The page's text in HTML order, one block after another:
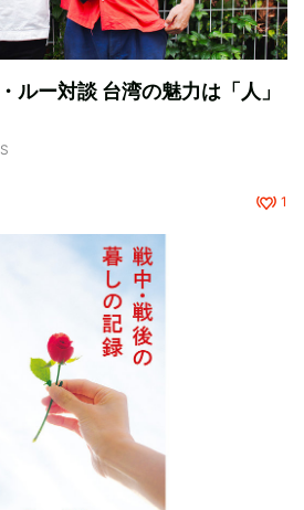
ルー対談 台湾の魅力は「人」
1